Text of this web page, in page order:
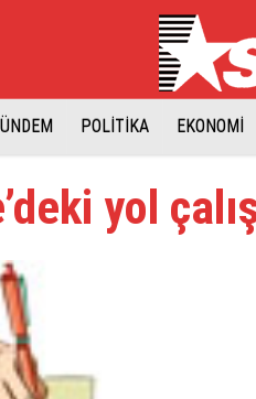
POLİTİKA EKONOMİ
yol